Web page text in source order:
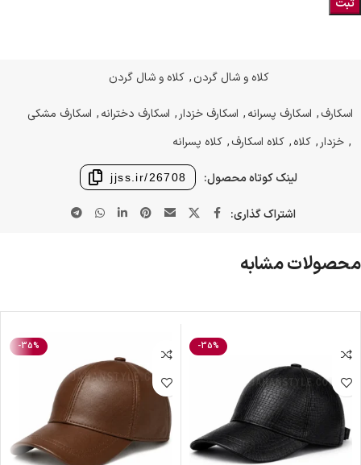
کلاه و شال گردن, کلاه و شال گردن
اسکارف, اسکارف پسرانه, اسکارف خزدار , اسکارف دخترانه, اسکارف مشکی
, خزدار , کلاه, کلاه اسکارف, کلاه پسرانه
لینک کوتاه محصول: jjss.ir/26708
اشتراک گذاری:
محصولات مشابه
-35%
-35%